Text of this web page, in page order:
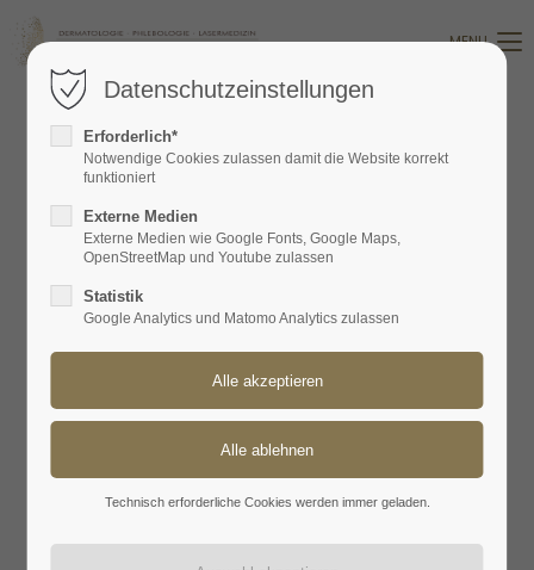
MENU
Datenschutzeinstellungen
Erforderlich*
Notwendige Cookies zulassen damit die Website korrekt
funktioniert
Externe Medien
Externe Medien wie Google Fonts, Google Maps,
OpenStreetMap und Youtube zulassen
Statistik
Google Analytics und Matomo Analytics zulassen
Technisch erforderliche Cookies werden immer geladen.